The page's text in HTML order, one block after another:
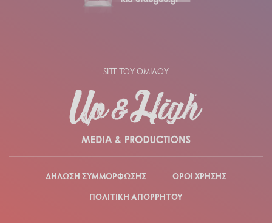
SITE ΤΟΥ ΟΜΙΛΟΥ
ΔΗΛΩΣΗ ΣΥΜΜΟΡΦΩΣΗΣ
ΟΡΟΙ ΧΡΗΣΗΣ
ΠΟΛΙΤΙΚΗ ΑΠΟΡΡΗΤΟΥ